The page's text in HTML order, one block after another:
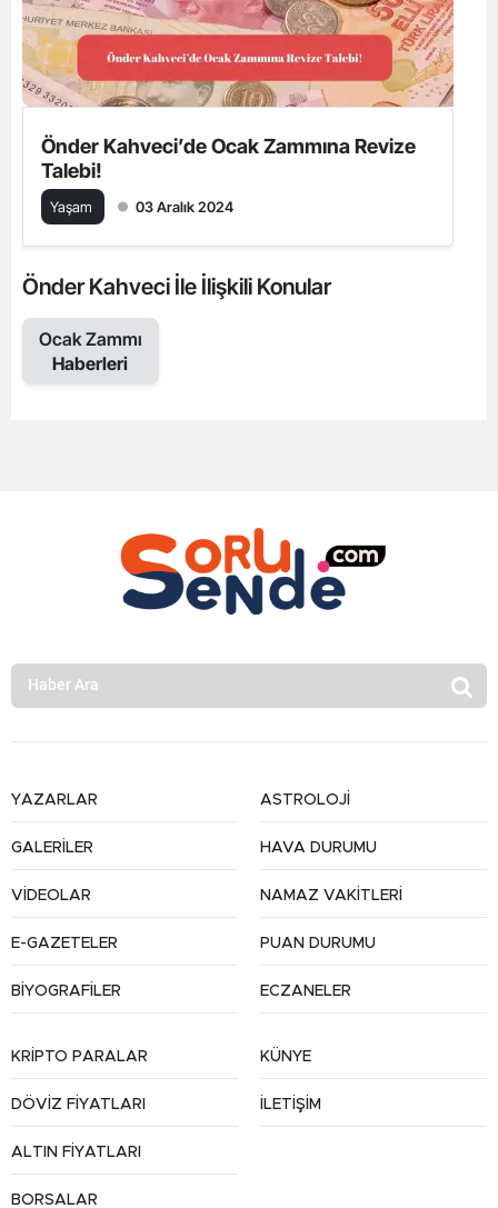
Önder Kahveci’de Ocak Zammına Revize
Talebi!
Yaşam 03 Aralık 2024
Önder Kahveci İle İlişkili Konular
Ocak Zammı
Haberleri
YAZARLAR
GALERİLER
VİDEOLAR
E-GAZETELER
BİYOGRAFİLER
ASTROLOJİ
HAVA DURUMU
NAMAZ VAKİTLERİ
PUAN DURUMU
ECZANELER
KRİPTO PARALAR
DÖVİZ FİYATLARI
ALTIN FİYATLARI
BORSALAR
KÜNYE
İLETİŞİM